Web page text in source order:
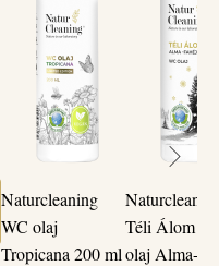
Naturcleaning
WC olaj
Tropicana 200 ml
Téli Álom
olaj Alma-